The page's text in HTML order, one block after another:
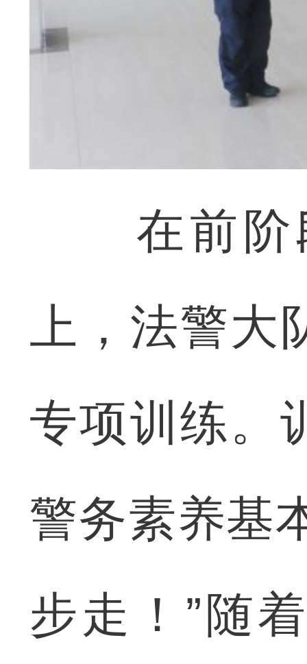
在前阶段
上，法警大
专项训练。
警务素养基
步走！”随